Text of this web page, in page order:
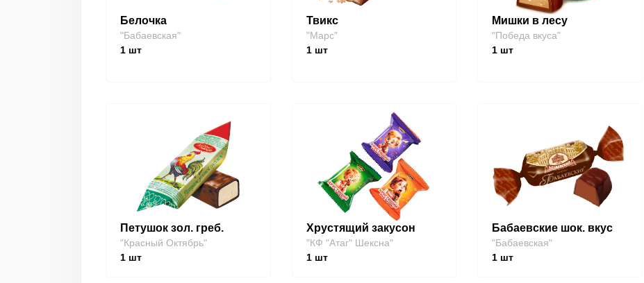
Белочка
"Бабаевская"
1 шт
Твикс
"Марс"
1шт
Мишки в лесу
"Победа вкуса"
1 шт
Петушок зол. греб.
"Красный Октябрь"
1 шт
Хрустящий закусон
"КФ "Атаг" Шексна"
1шт
Бабаевские шок. вкус
"Бабаевская"
1 шт